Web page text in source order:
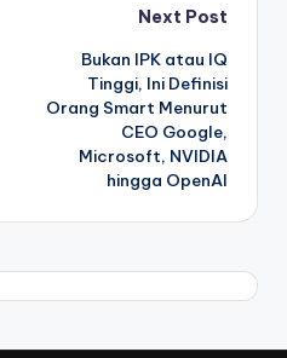
Next Post
Bukan IPK atau IQ
Tinggi, Ini Definisi
Orang Smart Menurut
CEO Google,
Microsoft, NVIDIA
hingga OpenAI